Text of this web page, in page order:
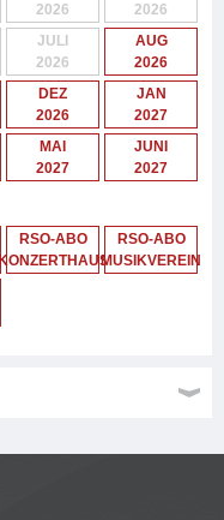
2026
2026
JULI
2026
AUG
2026
DEZ
2026
JAN
2027
MAI
2027
JUNI
2027
RSO-ABO
KONZERTHAUS
RSO-ABO
MUSIKVEREIN